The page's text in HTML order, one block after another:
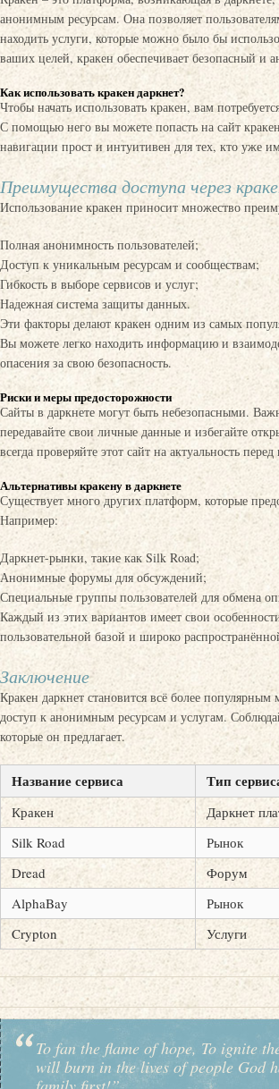
анонимным ресурсам. Она позволяет
находить услуги, которые можно было бы
ваших целей, кракен обеспечивает безопасный и
Как использовать кракен даркнет?
Чтобы начать использовать кракен, вам
С помощью него вы можете попасть на сайт
навигации прост и интуитивен для тех, кто уже
Преимущества доступа через
Использование кракен приносит множество
Полная анонимность пользователей;
Доступ к уникальным ресурсам и сообществам;
Гибкость в выборе сервисов и услуг;
Надежная система защиты данных.
Эти факторы делают кракен одним из самых
Вы можете легко находить информацию и
опасения за свою безопасность.
Риски и меры предосторожности
Сайты в даркнете могут быть небезопасными.
передавайте свои личные данные и избегайте
всегда проверяйте этот сайт на актуальность
Альтернативы кракену в даркнете
Существует много других платформ, которые
Например:
Даркнет-рынки, такие как Silk Road;
Анонимные форумы для обсуждений;
Специальные группы пользователей для обмена
Каждый из этих вариантов имеет свои
пользовательной базой и широко
Заключение
Кракен даркнет становится всё более
доступ к анонимным ресурсам и услугам.
которые он предлагает.
Название сервиса Тип
Кракен Даркнет
Silk Road
Рынок
Dread
Форум
AlphaBay
Рынок
Crypton
Услуги
To fan the flame of hope, To ignite
will burn in the lives of people God